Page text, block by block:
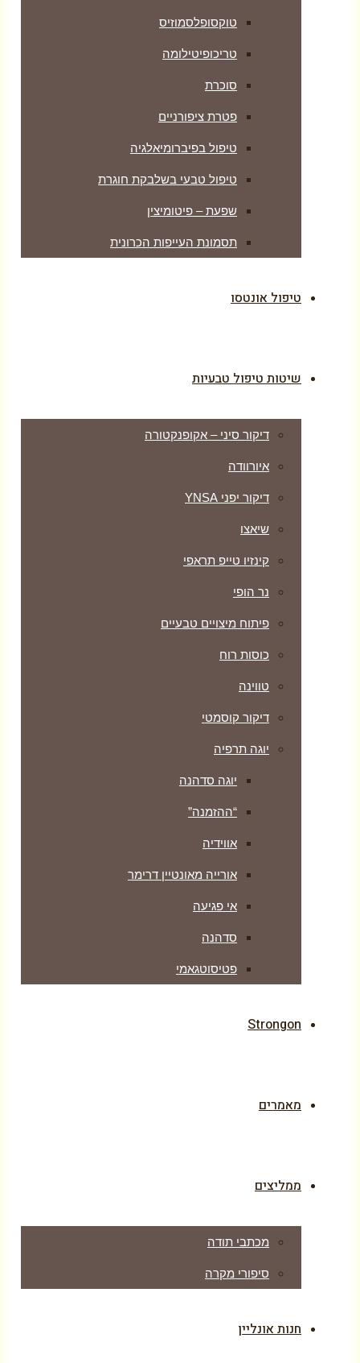
טוקסופלסמוזיס
טריכופיטילומה
סוכרת
פטרת ציפורניים
טיפול בפיברומיאלגיה
טיפול טבעי בשלבקת חוגרת
שפעת – פיטומיצין
תסמונת העייפות הכרונית
טיפול אונטסו
שיטות טיפול טבעיות
דיקור סיני – אקופנקטורה
איורוודה
דיקור יפני YNSA
שיאצו
קינזיו טייפ תראפי
נר הופי
פיתוח מיצויים טבעיים
כוסות רוח
טווינה
דיקור קוסמטי
יוגה תרפיה
יוגה סדהנה
“ההזמנה”
אווידיה
אורייה מאונטיין דרימר
אי פגיעה
סדהנה
פטיסוטגאמי
Strongon
מאמרים
ממליצים
מכתבי תודה
סיפורי מקרה
חנות אונליין